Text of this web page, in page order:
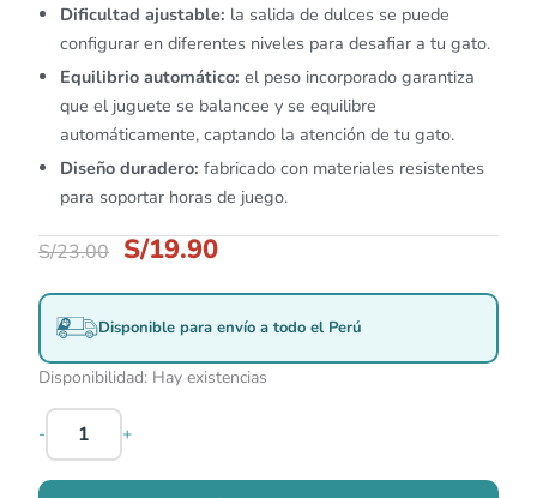
Dificultad ajustable: la salida de dulces se puede
configurar en diferentes niveles para desafiar a tu gato.
Equilibrio automático: el peso incorporado garantiza
que el juguete se balancee y se equilibre
automáticamente, captando la atención de tu gato.
Diseño duradero: fabricado con materiales resistentes
para soportar horas de juego.
S/23.00 S/19.90
Disponible para envío a todo el Perú
Disponibilidad: Hay existencias
- +